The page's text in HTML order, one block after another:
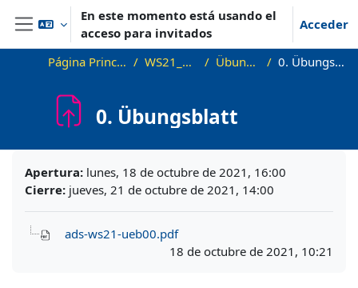
Salta al contenido principal
Panel lateral
En este momento está usando el
acceso para invitados
Acceder
Página Principal WS21_ADS Übungen 0. Übungsblatt
0. Übungsblatt
Apertura: lunes, 18 de octubre de 2021, 16:00
Cierre: jueves, 21 de octubre de 2021, 14:00
ads-ws21-ueb00.pdf
18 de octubre de 2021, 10:21